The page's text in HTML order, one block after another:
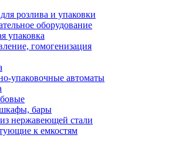
розлива и упаковки
оборудование
упаковка
гомогенизация
упаковочные автоматы
бары
нержавеющей стали
к емкостям